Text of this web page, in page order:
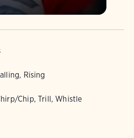
Rising
Chip, Trill, Whistle